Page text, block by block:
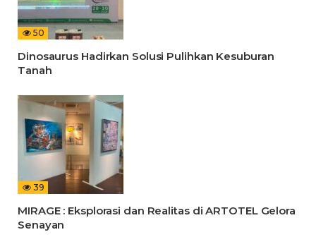
50
Dinosaurus Hadirkan Solusi Pulihkan Kesuburan
Tanah
39
MIRAGE : Eksplorasi dan Realitas di ARTOTEL Gelora
Senayan